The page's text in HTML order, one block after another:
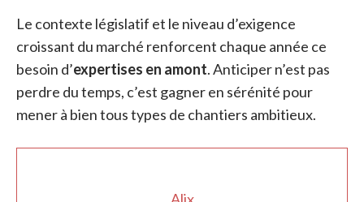
Le contexte législatif et le niveau d’exigence
croissant du marché renforcent chaque année ce
besoin d’expertises en amont. Anticiper n’est pas
perdre du temps, c’est gagner en sérénité pour
mener à bien tous types de chantiers ambitieux.